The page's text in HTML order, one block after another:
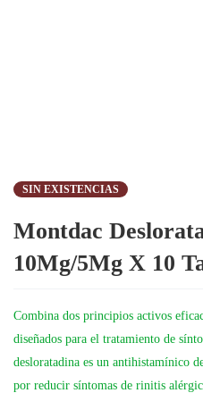
SIN EXISTENCIAS
Montdac
10Mg/5Mg X 10
Combina dos principios activos
diseñados para el tratamiento de
desloratadina es un antihistamínico
por reducir síntomas de rinitis